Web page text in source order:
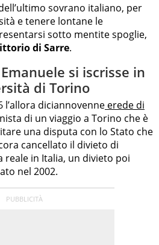
sovrano italiano, per
e tenere lontane le
sotto mentite spoglie,
di Sarre.
si iscrisse in
di Torino
l’allora diciannovenne erede di
di un viaggio a Torino che è
una disputa con lo Stato che
cancellato il divieto di
reale in Italia, un divieto poi
nel 2002.